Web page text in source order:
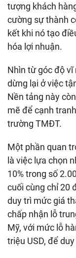
tượng khách
cường sự thành
kết khi nó tạo
hóa lợi nhuận.
Nhìn từ góc độ vĩ
dừng lại ở việc
Nền tảng này
mẽ để cạnh
trường TMĐT.
Một phần quan
là việc lựa chọn
10% trong số
cuối cùng chỉ 20
duy trì mức giá
chấp nhận lỗ
Mỹ, với mức lỗ
triệu USD, để